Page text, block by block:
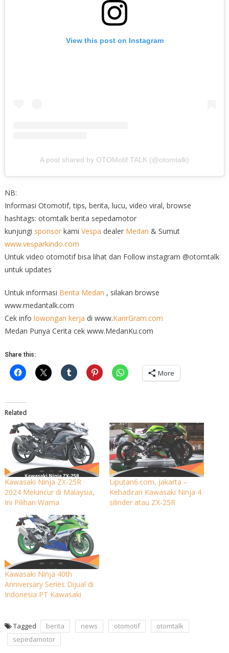
View this post on Instagram
A post shared by OTOMotif TALK (@otomtalk)
NB:
Informasi Otomotif, tips, berita, lucu, video viral, browse
hashtags: otomtalk berita sepedamotor
kunjungi sponsorkami Vespa dealer Medan & Sumut
www.vesparkindo.com
Untuk video otomotif bisa lihat dan Follow instagram @otomtalk
untuk updates
Untuk informasi Berita Medan , silakan browse
www.medantalk.com
Cek info lowongan kerja di www.KarirGram.com
Medan Punya Cerita cek www.MedanKu.com
Share this:
More
Related
Kawasaki Ninja ZX-25R
2024 Meluncur di Malaysia,
Ini Pilihan Warna
Liputan6.com, Jakarta –
Kehadiran Kawasaki Ninja 4
silinder atau ZX-25R
Kawasaki Ninja 40th
Anniversary Series Dijual di
Indonesia PT Kawasaki
Tagged berita news otomotif
otomtalk
sepedamotor